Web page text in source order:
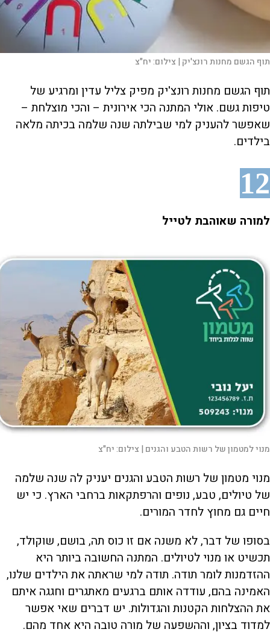
תוף הגשם מחנות רונצ'יק | צילום:יח"צ
תוף הגשם מחנות רונצ'יק מפיק צליל עדין ומרגיע של
טיפות גשם. אולי המתנה הכי אירונית – והכי מוצלחת –
שאפשר להעניק למי שבילתה שנה שלמה בכיתה מלאה
בילדים.
12
למורה שאוהבת לטייל
מנוי למטמון של רשות הטבע והגנים | צילום:יח"צ
מנוי מטמון של רשות הטבע והגנים יעניק לה שנה שלמה
של טיולים, טבע, נופים והרפתקאות ברחבי הארץ. כי יש
חיים גם מחוץ לחדר המורים.
בסופו של דבר, לא משנה אם זו כוס תה, בושם, שוקולד,
תכשיט או מנוי לטיולים. המתנה החשובה ביותר היא
ההזדמנות לומר תודה. תודה למי שראתה את הילדים שלנו,
האמינה בהם, עודדה אותם ברגעים מאתגרים וחגגה איתם
את ההצלחות הקטנות והגדולות. יש דברים שאי אפשר
למדוד בציון, וההשפעה של מורה טובה היא אחד מהם.